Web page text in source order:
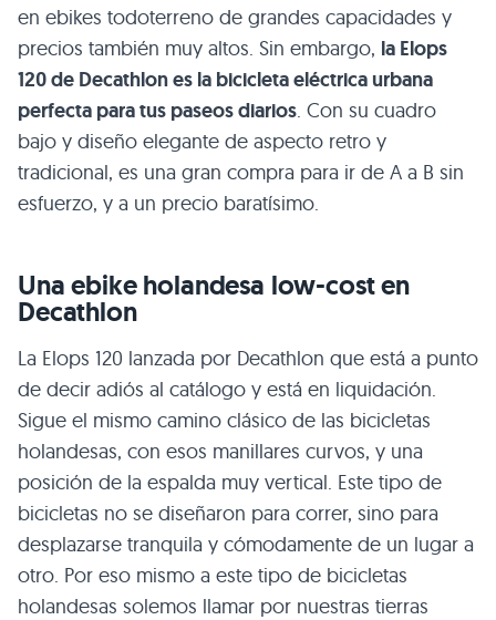
en ebikes todoterreno de grandes capacidades y
precios también muy altos. Sin embargo, la Elops
120 de Decathlon es la bicicleta eléctrica urbana
perfecta para tus paseos diarios. Con su cuadro
bajo y diseño elegante de aspecto retro y
tradicional, es una gran compra para ir de A a B sin
esfuerzo, y a un precio baratísimo.
Una ebike holandesa low-cost en
Decathlon
La Elops 120 lanzada por Decathlon que está a punto
de decir adiós al catálogo y está en liquidación.
Sigue el mismo camino clásico de las bicicletas
holandesas, con esos manillares curvos, y una
posición de la espalda muy vertical. Este tipo de
bicicletas no se diseñaron para correr, sino para
desplazarse tranquila y cómodamente de un lugar a
otro. Por eso mismo a este tipo de bicicletas
holandesas solemos llamar por nuestras tierras